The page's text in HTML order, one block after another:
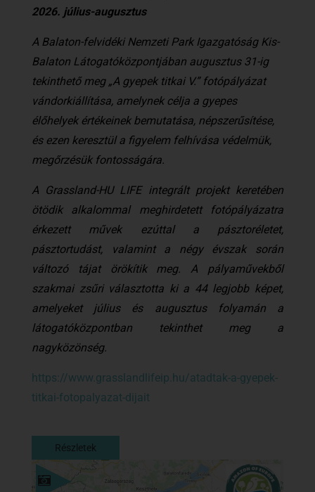
2026. július-augusztus
A Balaton-felvidéki Nemzeti Park Igazgatóság Kis-
Balaton Látogatóközpontjában augusztus 31-ig
tekinthető meg „A gyepek titkai V.” fotópályázat
vándorkiállítása, amelynek célja a gyepes
élőhelyek értékeinek bemutatása, népszerűsítése,
és ezen keresztül a figyelem felhívása védelmük,
megőrzésük fontosságára.
A Grassland-HU LIFE integrált projekt keretében
ötödik alkalommal meghirdetett fotópályázatra
érkezett művek ezúttal a pásztoréletet,
pásztortudást, valamint a négy évszak során
változó tájat örökítik meg. A pályaművekből
szakmai zsűri választotta ki a 44 legjobb képet,
amelyeket július és augusztus folyamán a
látogatóközpontban tekinthet meg a
nagyközönség.
https://www.grasslandlifeip.hu/atadtak-a-gyepek-
titkai-fotopalyazat-dijait
Részletek
Részletek